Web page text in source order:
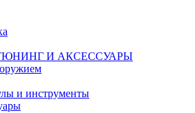
И АКСЕССУАРЫ
и инструменты